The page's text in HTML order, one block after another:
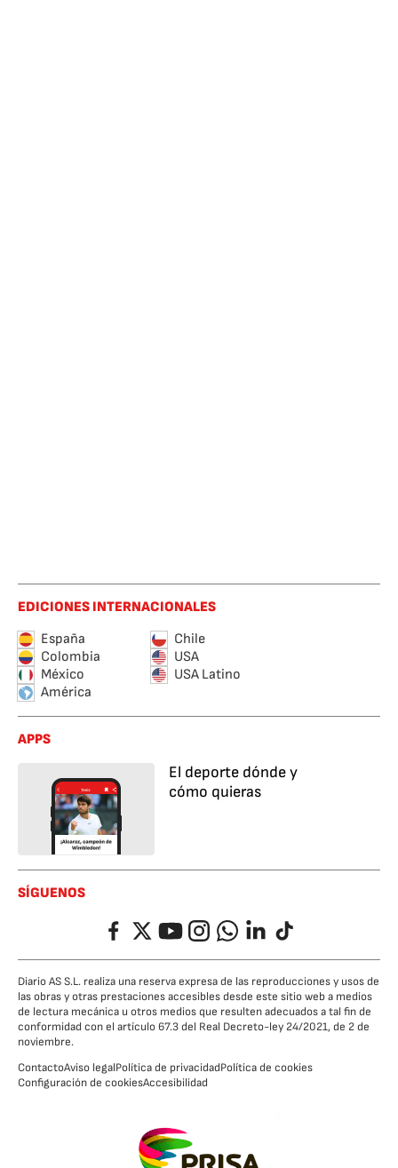
EDICIONES INTERNACIONALES
España
Chile
Colombia
USA
México
USA Latino
América
APPS
El deporte dónde y
cómo quieras
SÍGUENOS
FacebookTwitterYouTubeInstagramWhatsappLinkedIn
TikTok
Diario AS S.L. realiza una reserva expresa de las reproducciones y usos de
las obras y otras prestaciones accesibles desde este sitio web a medios
de lectura mecánica u otros medios que resulten adecuados a tal fin de
conformidad con el artículo 67.3 del Real Decreto-ley 24/2021, de 2 de
noviembre.
ContactoAviso legalPolítica de privacidadPolítica de cookies
Configuración de cookiesAccesibilidad